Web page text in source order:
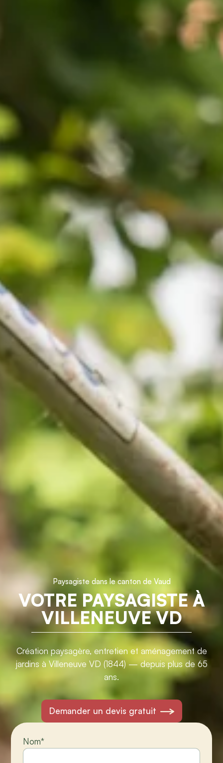
Paysagiste dans le canton de Vaud
VOTRE PAYSAGISTE À
VILLENEUVE VD
Création paysagère, entretien et aménagement de
jardins à Villeneuve VD (1844) — depuis plus de 65
ans.
Demander un devis gratuit
Nom*